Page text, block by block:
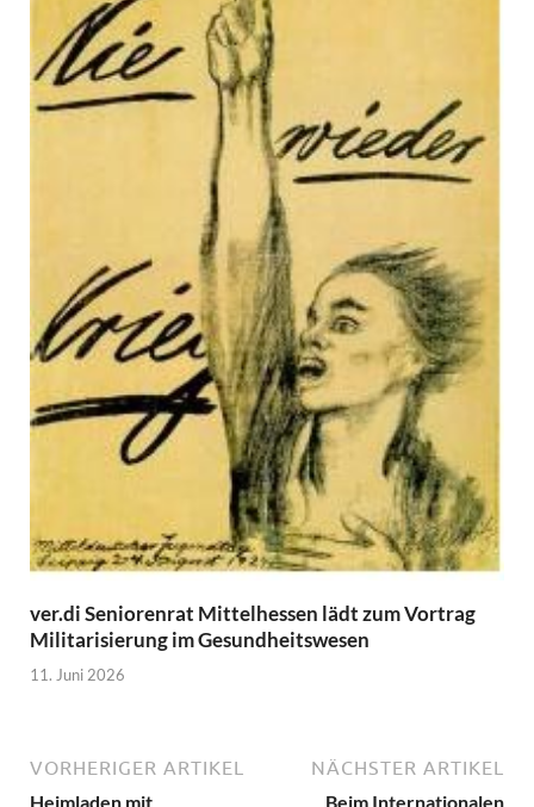
ver.di Seniorenrat Mittelhessen lädt zum Vortrag
Militarisierung im Gesundheitswesen
11. Juni 2026
VORHERIGER ARTIKEL
Heimladen mit
NÄCHSTER ARTIKEL
Beim Internationalen